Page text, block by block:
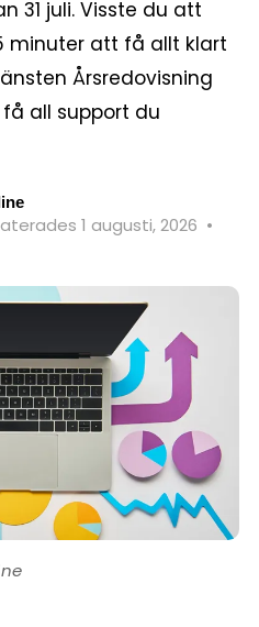
31 juli. Visste du att
minuter att få allt klart
Årsredovisning
all support du
1 augusti, 2026 •